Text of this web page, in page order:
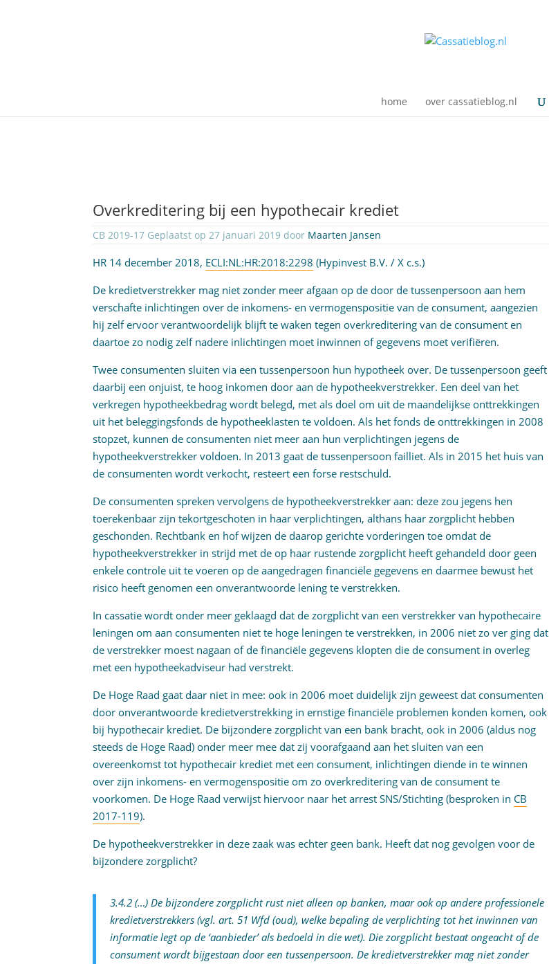
home over cassatieblog.nl
Overkreditering bij een hypothecair krediet
CB 2019-17 Geplaatst op 27 januari 2019 door Maarten Jansen
HR 14 december 2018, ECLI:NL:HR:2018:2298 (Hypinvest B.V. / X c.s.)
De kredietverstrekker mag niet zonder meer afgaan op de door de tussenpersoon aan hem
verschafte inlichtingen over de inkomens- en vermogenspositie van de consument, aangezien
hij zelf ervoor verantwoordelijk blijft te waken tegen overkreditering van de consument en
daartoe zo nodig zelf nadere inlichtingen moet inwinnen of gegevens moet verifiëren.
Twee consumenten sluiten via een tussenpersoon hun hypotheek over. De tussenpersoon geeft
daarbij een onjuist, te hoog inkomen door aan de hypotheekverstrekker. Een deel van het
verkregen hypotheekbedrag wordt belegd, met als doel om uit de maandelijkse onttrekkingen
uit het beleggingsfonds de hypotheeklasten te voldoen. Als het fonds de onttrekkingen in 2008
stopzet, kunnen de consumenten niet meer aan hun verplichtingen jegens de
hypotheekverstrekker voldoen. In 2013 gaat de tussenpersoon failliet. Als in 2015 het huis van
de consumenten wordt verkocht, resteert een forse restschuld.
De consumenten spreken vervolgens de hypotheekverstrekker aan: deze zou jegens hen
toerekenbaar zijn tekortgeschoten in haar verplichtingen, althans haar zorgplicht hebben
geschonden. Rechtbank en hof wijzen de daarop gerichte vorderingen toe omdat de
hypotheekverstrekker in strijd met de op haar rustende zorgplicht heeft gehandeld door geen
enkele controle uit te voeren op de aangedragen financiële gegevens en daarmee bewust het
risico heeft genomen een onverantwoorde lening te verstrekken.
In cassatie wordt onder meer geklaagd dat de zorgplicht van een verstrekker van hypothecaire
leningen om aan consumenten niet te hoge leningen te verstrekken, in 2006 niet zo ver ging dat
de verstrekker moest nagaan of de financiële gegevens klopten die de consument in overleg
met een hypotheekadviseur had verstrekt.
De Hoge Raad gaat daar niet in mee: ook in 2006 moet duidelijk zijn geweest dat consumenten
door onverantwoorde kredietverstrekking in ernstige financiële problemen konden komen, ook
bij hypothecair krediet. De bijzondere zorgplicht van een bank bracht, ook in 2006 (aldus nog
steeds de Hoge Raad) onder meer mee dat zij voorafgaand aan het sluiten van een
overeenkomst tot hypothecair krediet met een consument, inlichtingen diende in te winnen
over zijn inkomens- en vermogenspositie om zo overkreditering van de consument te
voorkomen. De Hoge Raad verwijst hiervoor naar het arrest SNS/Stichting (besproken in CB
2017-119).
De hypotheekverstrekker in deze zaak was echter geen bank. Heeft dat nog gevolgen voor de
bijzondere zorgplicht?
3.4.2 (…) De bijzondere zorgplicht rust niet alleen op banken, maar ook op andere professionele
kredietverstrekkers (vgl. art. 51 Wfd (oud), welke bepaling de verplichting tot het inwinnen van
informatie legt op de ‘aanbieder’ als bedoeld in die wet). Die zorgplicht bestaat ongeacht of de
consument wordt bijgestaan door een tussenpersoon. De kredietverstrekker mag niet zonder